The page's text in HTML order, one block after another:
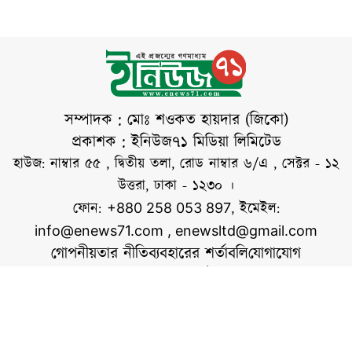
প্রেসক্লাবের সামনে
প্রতিবাদ সমাবেশ শেষে
বিক্ষোভ মিছিল সহকারে
জেলা প্রশাসক কার্যালয়
প্রাঙ্গণে তারা অবস্থান
নেন। পরে জেলা
স্মারকলিপি দেন।
সমাবেশে বক্তব্য দেন,
আ স ম ছালেহ
সম্পাদক : মোঃ শওকত হায়দার (জিকো)
প্রকাশক : ইনিউজ৭১ মিডিয়া লিমিটেড
হাউজ: নাম্বার ৫৫ , দ্বিতীয় তলা, রোড নাম্বার ৬/এ , সেক্টর - ১২
উত্তরা, ঢাকা - ১২৩০ ।
ফোন: +880 258 053 897, ইমেইল:
info@enews71.com , enewsltd@gmail.com
গোপনীয়তার নীতিব্যবহারের শর্তাবলিযোগাযোগ